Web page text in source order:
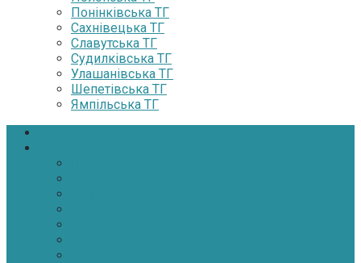
Понінківська ТГ
Сахнівецька ТГ
Славутська ТГ
Судилківська ТГ
Улашанівська ТГ
Шепетівська ТГ
Ямпільська ТГ